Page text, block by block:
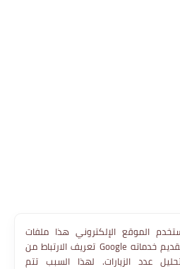
الموقع الإلكتروني هذا ملفات
تعريف الارتباط من Google لتقديم خدماته
عدد الزيارات. لهذا السبب تتم